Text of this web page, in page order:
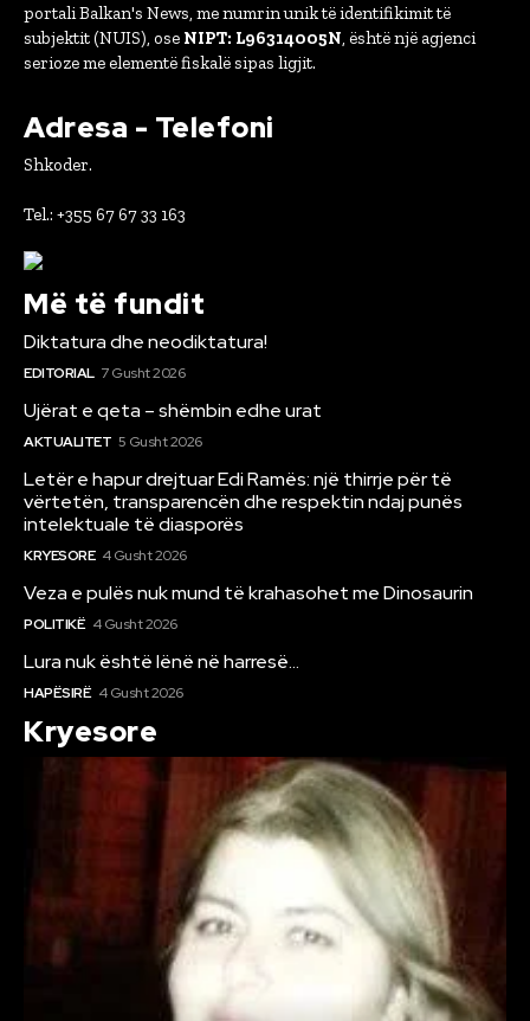
portali Balkan's News, me numrin unik të identifikimit të
subjektit (NUIS), ose NIPT: L96314005N, është një agjenci
serioze me elementë fiskalë sipas ligjit.
Adresa - Telefoni
Shkoder.
Tel.: +355 67 67 33 163
Më të fundit
Diktatura dhe neodiktatura!
EDITORIAL 7 Gusht 2026
Ujërat e qeta – shëmbin edhe urat
AKTUALITET 5 Gusht 2026
Letër e hapur drejtuar Edi Ramës: një thirrje për të
vërtetën, transparencën dhe respektin ndaj punës
intelektuale të diasporës
KRYESORE 4 Gusht 2026
Veza e pulës nuk mund të krahasohet me Dinosaurin
POLITIKË 4 Gusht 2026
Lura nuk është lënë në harresë…
HAPËSIRË 4 Gusht 2026
Kryesore